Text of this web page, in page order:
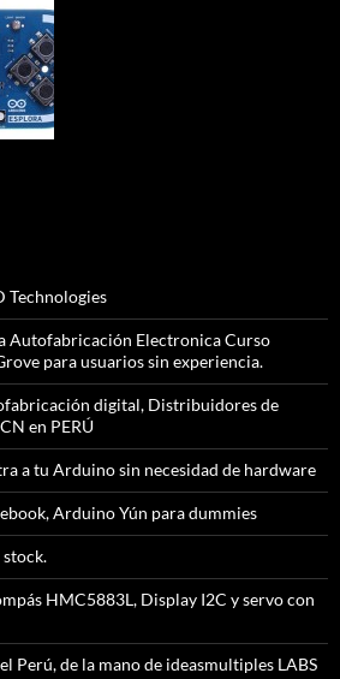
Technologies
Autofabricación Electronica Curso
para usuarios sin experiencia.
digital, Distribuidores de
en PERÚ
a tu Arduino sin necesidad de hardware
Arduino Yún para dummies
HMC5883L, Display I2C y servo con
Perú, de la mano de ideasmultiples LABS